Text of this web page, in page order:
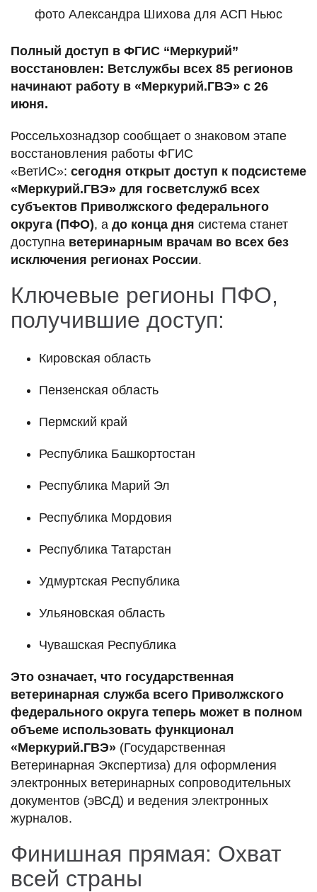
фото Александра Шихова для АСП Ньюс
Полный доступ в ФГИС “Меркурий”
восстановлен: Ветслужбы всех 85 регионов
начинают работу в «Меркурий.ГВЭ» с 26
июня.
Россельхознадзор сообщает о знаковом этапе
восстановления работы ФГИС
«ВетИС»: сегодня открыт доступ к подсистеме
«Меркурий.ГВЭ» для госветслужб всех
субъектов Приволжского федерального
округа (ПФО), а до конца дня система станет
доступна ветеринарным врачам во всех без
исключения регионах России.
Ключевые регионы ПФО,
получившие доступ:
Кировская область
Пензенская область
Пермский край
Республика Башкортостан
Республика Марий Эл
Республика Мордовия
Республика Татарстан
Удмуртская Республика
Ульяновская область
Чувашская Республика
Это означает, что государственная
ветеринарная служба всего Приволжского
федерального округа теперь может в полном
объеме использовать функционал
«Меркурий.ГВЭ» (Государственная
Ветеринарная Экспертиза) для оформления
электронных ветеринарных сопроводительных
документов (эВСД) и ведения электронных
журналов.
Финишная прямая: Охват
всей страны